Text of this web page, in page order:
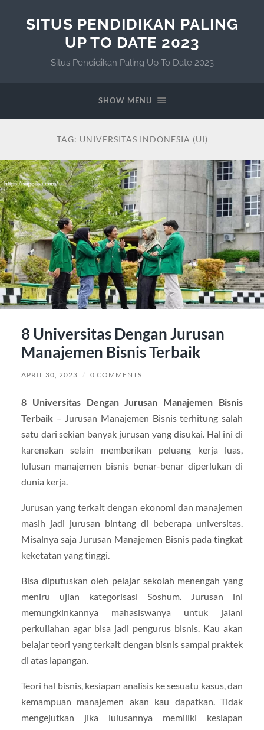
SITUS PENDIDIKAN PALING
UP TO DATE 2023
Situs Pendidikan Paling Up To Date 2023
SHOW MENU
TAG: UNIVERSITAS INDONESIA (UI)
8 Universitas Dengan Jurusan
Manajemen Bisnis Terbaik
APRIL 30, 2023 / 0 COMMENTS
8 Universitas Dengan Jurusan Manajemen Bisnis
Terbaik– Jurusan Manajemen Bisnis terhitung salah
satu dari sekian banyak jurusan yang disukai. Hal ini di
karenakan selain memberikan peluang kerja luas,
lulusan manajemen bisnis benar-benar diperlukan di
dunia kerja.
Jurusan yang terkait dengan ekonomi dan manajemen
masih jadi jurusan bintang di beberapa universitas.
Misalnya saja Jurusan Manajemen Bisnis pada tingkat
keketatan yang tinggi.
Bisa diputuskan oleh pelajar sekolah menengah yang
meniru ujian kategorisasi Soshum. Jurusan ini
memungkinkannya mahasiswanya untuk jalani
perkuliahan agar bisa jadi pengurus bisnis. Kau akan
belajar teori yang terkait dengan bisnis sampai praktek
di atas lapangan.
Teori hal bisnis, kesiapan analisis ke sesuatu kasus, dan
kemampuan manajemen akan kau dapatkan. Tidak
mengejutkan jika lulusannya memiliki kesiapan